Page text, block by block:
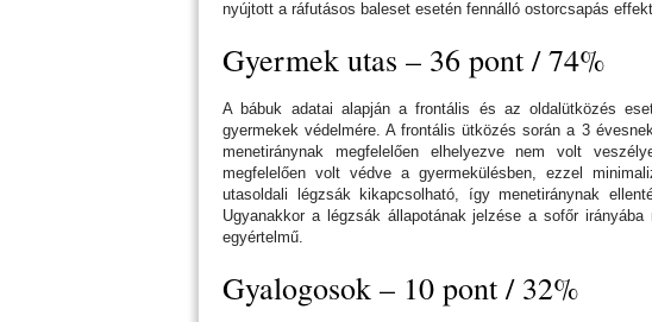
nyújtott a ráfutásos baleset esetén fennálló ostorcsapás
Gyermek utas – 36 pont / 74%
A bábuk adatai alapján a frontális és az oldalütközés
gyermekek védelmére. A frontális ütközés során a 3
menetiránynak megfelelően elhelyezve nem volt
megfelelően volt védve a gyermekülésben, ezzel
utasoldali légzsák kikapcsolható, így menetiránynak
Ugyanakkor a légzsák állapotának jelzése a sofőr
egyértelmű.
Gyalogosok – 10 pont / 32%